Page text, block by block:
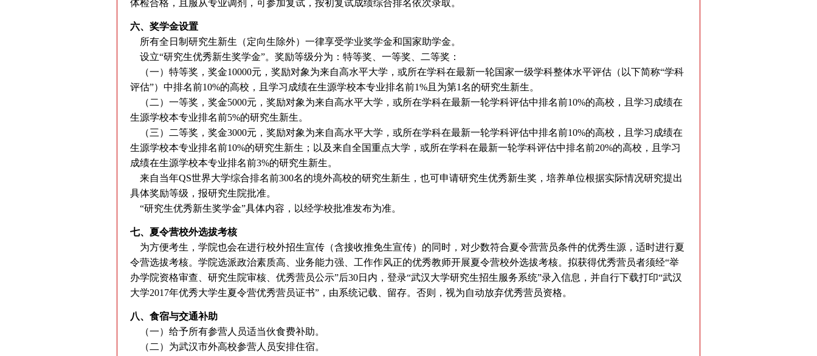
体检合格，且服从专业调剂，可参加复试，按初复试成绩综合排名依次录取。
六、奖学金设置
所有全日制研究生新生（定向生除外）一律享受学业奖学金和国家助学金。
设立“研究生优秀新生奖学金”。奖励等级分为：特等奖、一等奖、二等奖：
（一）特等奖，奖金10000元，奖励对象为来自高水平大学，或所在学科在最新一轮国家一级学科整体水平评估（以下简称“学科
评估”）中排名前10%的高校，且学习成绩在生源学校本专业排名前1%且为第1名的研究生新生。
（二）一等奖，奖金5000元，奖励对象为来自高水平大学，或所在学科在最新一轮学科评估中排名前10%的高校，且学习成绩在
生源学校本专业排名前5%的研究生新生。
（三）二等奖，奖金3000元，奖励对象为来自高水平大学，或所在学科在最新一轮学科评估中排名前10%的高校，且学习成绩在
生源学校本专业排名前10%的研究生新生；以及来自全国重点大学，或所在学科在最新一轮学科评估中排名前20%的高校，且学习
成绩在生源学校本专业排名前3%的研究生新生。
来自当年QS世界大学综合排名前300名的境外高校的研究生新生，也可申请研究生优秀新生奖，培养单位根据实际情况研究提出
具体奖励等级，报研究生院批准。
“研究生优秀新生奖学金”具体内容，以经学校批准发布为准。
七、夏令营校外选拔考核
为方便考生，学院也会在进行校外招生宣传（含接收推免生宣传）的同时，对少数符合夏令营营员条件的优秀生源，适时进行夏
令营选拔考核。学院选派政治素质高、业务能力强、工作作风正的优秀教师开展夏令营校外选拔考核。拟获得优秀营员者须经“举
办学院资格审查、研究生院审核、优秀营员公示”后30日内，登录“武汉大学研究生招生服务系统”录入信息，并自行下载打印“武汉
大学2017年优秀大学生夏令营优秀营员证书”，由系统记载、留存。否则，视为自动放弃优秀营员资格。
八、食宿与交通补助
（一）给予所有参营人员适当伙食费补助。
（二）为武汉市外高校参营人员安排住宿。